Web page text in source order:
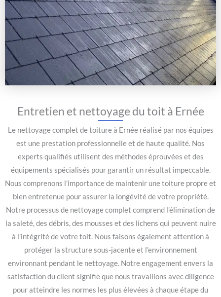
Entretien et nettoyage du toit à Ernée
Le nettoyage complet de toiture à Ernée réalisé par nos équipes
est une prestation professionnelle et de haute qualité. Nos
experts qualifiés utilisent des méthodes éprouvées et des
équipements spécialisés pour garantir un résultat impeccable.
Nous comprenons l’importance de maintenir une toiture propre et
bien entretenue pour assurer la longévité de votre propriété.
Notre processus de nettoyage complet comprend l’élimination de
la saleté, des débris, des mousses et des lichens qui peuvent nuire
à l’intégrité de votre toit. Nous faisons également attention à
protéger la structure sous-jacente et l’environnement
environnant pendant le nettoyage. Notre engagement envers la
satisfaction du client signifie que nous travaillons avec diligence
pour atteindre les normes les plus élevées à chaque étape du